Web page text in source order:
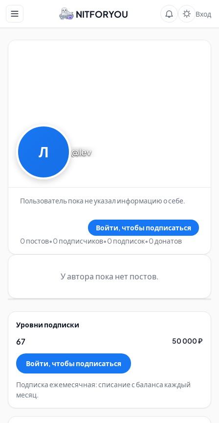
NITFORYOU Вход
Л @lev
Пользователь пока не указал информацию о себе.
Войти, чтобы подписаться
0 постов•0 подписчиков•0 подписок•0 донатов
У автора пока нет постов.
Уровни подписки
67 50 000 ₽
Войти, чтобы подписаться
Подписка ежемесячная: списание с баланса каждый
месяц.